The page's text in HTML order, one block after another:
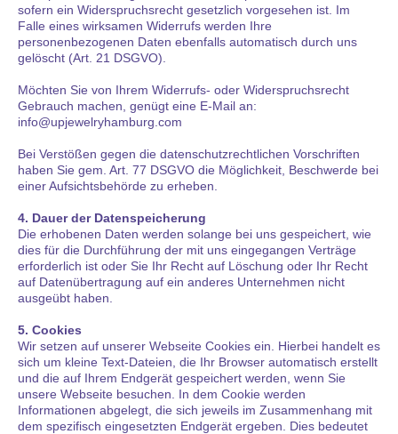
sofern ein Widerspruchsrecht gesetzlich vorgesehen ist. Im
Falle eines wirksamen Widerrufs werden Ihre
personenbezogenen Daten ebenfalls automatisch durch uns
gelöscht (Art. 21 DSGVO).
Möchten Sie von Ihrem Widerrufs- oder Widerspruchsrecht
Gebrauch machen, genügt eine E-Mail an:
info@upjewelryhamburg.com
Bei Verstößen gegen die datenschutzrechtlichen Vorschriften
haben Sie gem. Art. 77 DSGVO die Möglichkeit, Beschwerde bei
einer Aufsichtsbehörde zu erheben.
4. Dauer der Datenspeicherung
Die erhobenen Daten werden solange bei uns gespeichert, wie
dies für die Durchführung der mit uns eingegangen Verträge
erforderlich ist oder Sie Ihr Recht auf Löschung oder Ihr Recht
auf Datenübertragung auf ein anderes Unternehmen nicht
ausgeübt haben.
5. Cookies
Wir setzen auf unserer Webseite Cookies ein. Hierbei handelt es
sich um kleine Text-Dateien, die Ihr Browser automatisch erstellt
und die auf Ihrem Endgerät gespeichert werden, wenn Sie
unsere Webseite besuchen. In dem Cookie werden
Informationen abgelegt, die sich jeweils im Zusammenhang mit
dem spezifisch eingesetzten Endgerät ergeben. Dies bedeutet